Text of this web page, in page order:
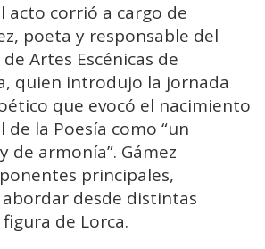
acto corrió a cargo de
poeta y responsable del
Artes Escénicas de
quien introdujo la jornada
que evocó el nacimiento
de la Poesía como “un
de armonía”. Gámez
principales,
desde distintas
de Lorca.